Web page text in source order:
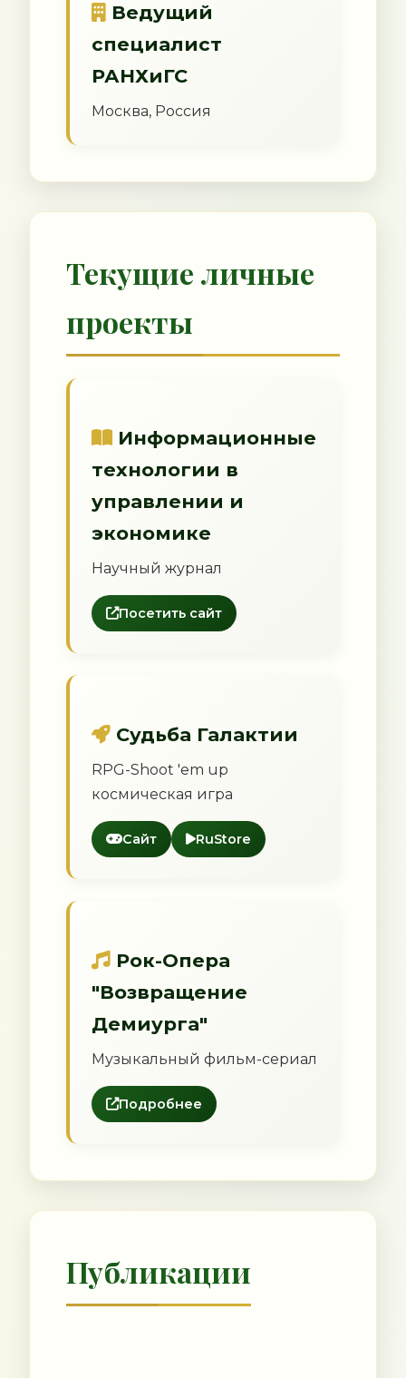
Ведущий
специалист
РАНХиГС
Москва, Россия
Текущие личные
проекты
Информационные
технологии в
управлении и
экономике
Научный журнал
Посетить сайт
Судьба Галактии
RPG-Shoot 'em up
космическая игра
Сайт RuStore
Рок-Опера
"Возвращение
Демиурга"
Музыкальный фильм-сериал
Подробнее
Публикации